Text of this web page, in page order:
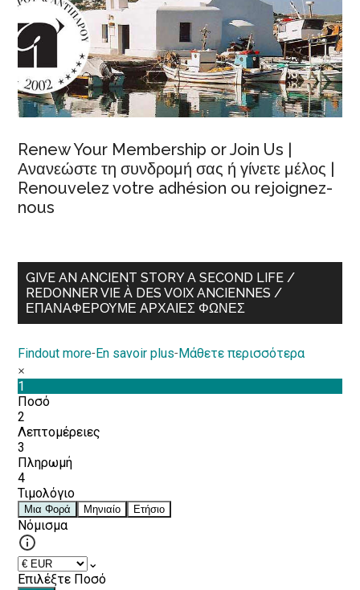
Renew Your Membership or Join Us |
Ανανεώστε τη συνδρομή σας ή γίνετε μέλος |
Renouvelez votre adhésion ou rejoignez-
nous
GIVE AN ANCIENT STORY A SECOND LIFE /
REDONNER VIE À DES VOIX ANCIENNES /
ΕΠΑΝΑΦΈΡΟΥΜΕ ΑΡΧΑΊΕΣ ΦΩΝΈΣ
Findout more-En savoir plus-Μάθετε περισσότερα